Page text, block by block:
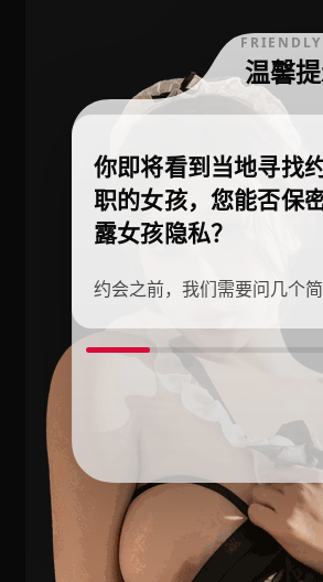
温馨
你即将看到当地寻找
职的女孩，您能否保
露女孩隐私？
约会之前，我们需要问几个简